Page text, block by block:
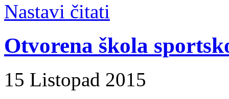
Nastavi čitati
Otvorena škola
15 Listopad 2015